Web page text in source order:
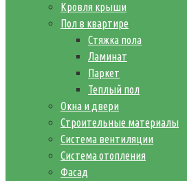
Кровля крыши
Пол в квартире
Стяжка пола
Ламинат
Паркет
Теплый пол
Окна и двери
Строительные материалы
Система вентиляции
Система отопления
Фасад